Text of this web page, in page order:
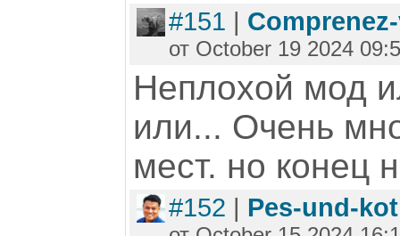
#151 |
от October 19 2024
Неплохой мод
или... Очень
мест. но конец
#152 | Pes-und-kot